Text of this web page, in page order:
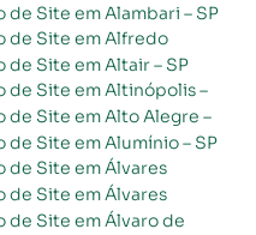
de Site em Alambari – SP
de Site em Altair – SP
de Site em Alumínio – SP